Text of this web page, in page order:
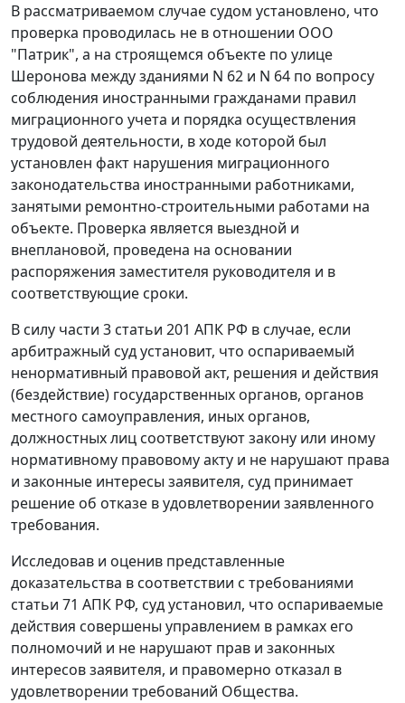
В рассматриваемом случае судом установлено, что
проверка проводилась не в отношении ООО
"Патрик", а на строящемся объекте по улице
Шеронова между зданиями N 62 и N 64 по вопросу
соблюдения иностранными гражданами правил
миграционного учета и порядка осуществления
трудовой деятельности, в ходе которой был
установлен факт нарушения миграционного
законодательства иностранными работниками,
занятыми ремонтно-строительными работами на
объекте. Проверка является выездной и
внеплановой, проведена на основании
распоряжения заместителя руководителя и в
соответствующие сроки.
В силу части 3 статьи 201 АПК РФ в случае, если
арбитражный суд установит, что оспариваемый
ненормативный правовой акт, решения и действия
(бездействие) государственных органов, органов
местного самоуправления, иных органов,
должностных лиц соответствуют закону или иному
нормативному правовому акту и не нарушают права
и законные интересы заявителя, суд принимает
решение об отказе в удовлетворении заявленного
требования.
Исследовав и оценив представленные
доказательства в соответствии с требованиями
статьи 71 АПК РФ, суд установил, что оспариваемые
действия совершены управлением в рамках его
полномочий и не нарушают прав и законных
интересов заявителя, и правомерно отказал в
удовлетворении требований Общества.